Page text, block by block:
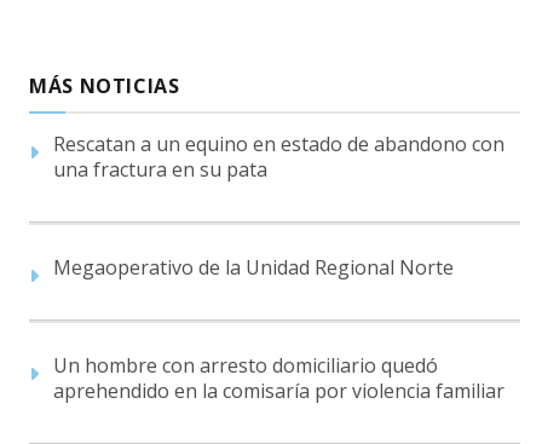
MÁS NOTICIAS
Rescatan a un equino en estado de abandono con
una fractura en su pata
Megaoperativo de la Unidad Regional Norte
Un hombre con arresto domiciliario quedó
aprehendido en la comisaría por violencia familiar